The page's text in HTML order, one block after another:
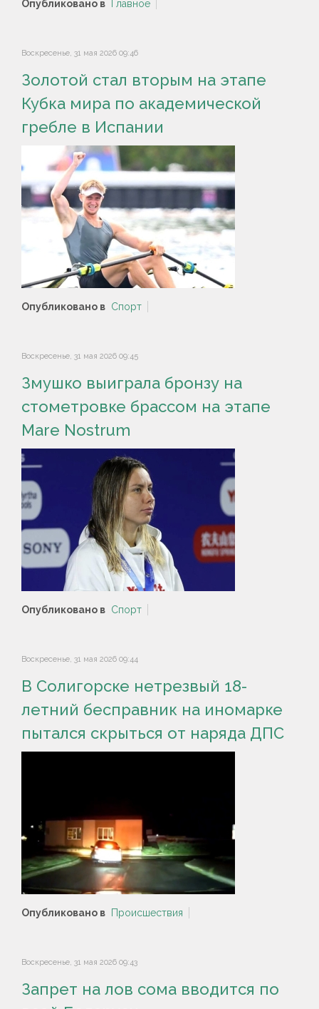
Опубликовано в Главное
Воскресенье, 31 мая 2026 09:46
Золотой стал вторым на этапе
Кубка мира по академической
гребле в Испании
Опубликовано в Спорт
Воскресенье, 31 мая 2026 09:45
Змушко выиграла бронзу на
стометровке брассом на этапе
Mare Nostrum
Опубликовано в Спорт
Воскресенье, 31 мая 2026 09:44
В Солигорске нетрезвый 18-
летний бесправник на иномарке
пытался скрыться от наряда ДПС
Опубликовано в Происшествия
Воскресенье, 31 мая 2026 09:43
Запрет на лов сома вводится по